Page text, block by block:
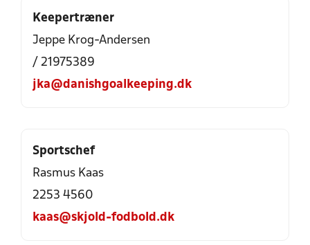
Keepertræner
Jeppe Krog-Andersen
/ 21975389
jka@danishgoalkeeping.dk
Sportschef
Rasmus Kaas
2253 4560
kaas@skjold-fodbold.dk